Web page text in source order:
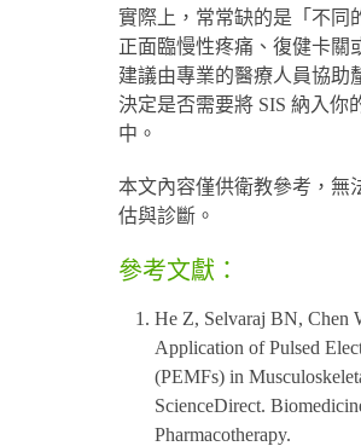
實際上，常常缺的是「不同
正面臨慢性疼痛、復健卡關
建議由專業的醫療人員協助
決定是否需要將 SIS 納入你
中。
本文內容僅供衛教參考，無
估與診斷。
參考文獻：
He Z, Selvaraj BN, Chen
Application of Pulsed
(PEMFs) in
ScienceDirect.
Pharmacotherapy.